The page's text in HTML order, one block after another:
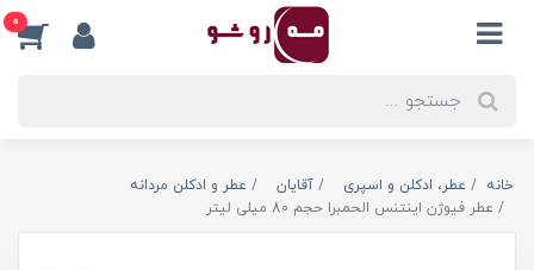
0
خانه عطر، ادکلن و اسپری آقایان
عطر و ادکلن مردانه
عطر فیوژن اینتنس الحمبرا حجم 80 میلی لیتر